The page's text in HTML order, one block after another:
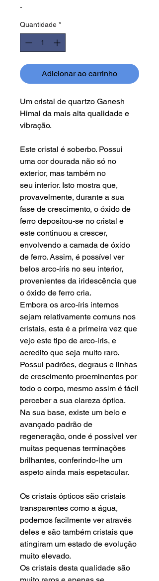
-
Quantidade *
Adicionar ao carrinho
Um cristal de quartzo Ganesh
Himal da mais alta qualidade e
vibração.
Este cristal é soberbo. Possui
uma cor dourada não só no
exterior, mas também no
seu interior. Isto mostra que,
provavelmente, durante a sua
fase de crescimento, o óxido de
ferro depositou-se no cristal e
este continuou a crescer,
envolvendo a camada de óxido
de ferro. Assim, é possível ver
belos arco-íris no seu interior,
provenientes da iridescência que
o óxido de ferro cria.
Embora os arco-íris internos
sejam relativamente comuns nos
cristais, esta é a primeira vez que
vejo este tipo de arco-íris, e
acredito que seja muito raro.
Possui padrões, degraus e linhas
de crescimento proeminentes por
todo o corpo, mesmo assim é fácil
perceber a sua clareza óptica.
Na sua base, existe um belo e
avançado padrão de
regeneração, onde é possível ver
muitas pequenas terminações
brilhantes, conferindo-lhe um
aspeto ainda mais espetacular.
Os cristais ópticos são cristais
transparentes como a água,
podemos facilmente ver através
deles e são também cristais que
atingiram um estado de evolução
muito elevado.
Os cristais desta qualidade são